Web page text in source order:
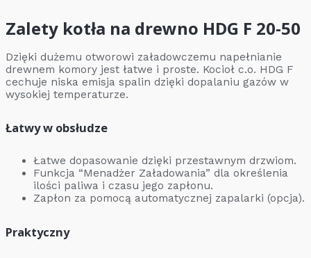
Zalety kotła na drewno HDG F 20-50
Dzięki dużemu otworowi załadowczemu napełnianie
drewnem komory jest łatwe i proste. Kocioł c.o. HDG F
cechuje niska emisja spalin dzięki dopalaniu gazów w
wysokiej temperaturze.
Łatwy w obsłudze
Łatwe dopasowanie dzięki przestawnym drzwiom.
Funkcja “Menadżer Załadowania” dla określenia
ilości paliwa i czasu jego zapłonu.
Zapłon za pomocą automatycznej zapalarki (opcja).
Praktyczny